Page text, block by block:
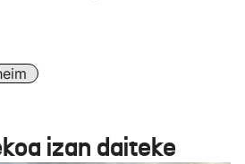
izan daiteke